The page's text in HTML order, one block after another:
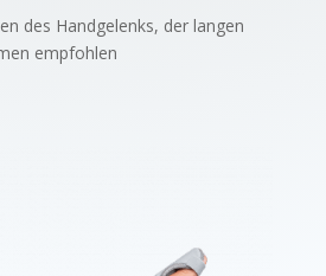
des Handgelenks, der langen
empfohlen